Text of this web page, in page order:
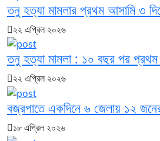
তনু হত্যা মামলার প্রথম আসামি ৩
২২ এপ্রিল ২০২৬
তনু হত্যা মামলা : ১০ বছর পর প্রথম
২২ এপ্রিল ২০২৬
বজ্রপাতে একদিনে ৬ জেলায় ১২
১৮ এপ্রিল ২০২৬